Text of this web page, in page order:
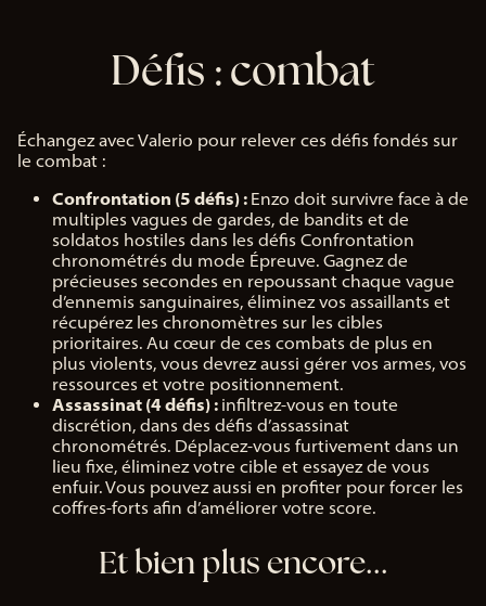
Défis : combat
Échangez avec Valerio pour relever ces défis fondés sur
le combat :
Confrontation (5 défis) : Enzo doit survivre face à de
multiples vagues de gardes, de bandits et de
soldatos hostiles dans les défis Confrontation
chronométrés du mode Épreuve. Gagnez de
précieuses secondes en repoussant chaque vague
d’ennemis sanguinaires, éliminez vos assaillants et
récupérez les chronomètres sur les cibles
prioritaires. Au cœur de ces combats de plus en
plus violents, vous devrez aussi gérer vos armes, vos
ressources et votre positionnement.
Assassinat (4 défis) : infiltrez-vous en toute
discrétion, dans des défis d’assassinat
chronométrés. Déplacez-vous furtivement dans un
lieu fixe, éliminez votre cible et essayez de vous
enfuir. Vous pouvez aussi en profiter pour forcer les
coffres-forts afin d’améliorer votre score.
Et bien plus encore...